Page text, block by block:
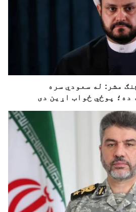
مشر: له سعودي سره
ده؛ پوځي ځواب اړین دی